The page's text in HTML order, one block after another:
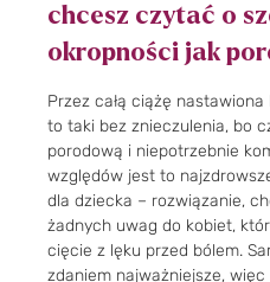
chcesz czytać o
okropności jak
Przez całą ciążę
to taki bez znieczulenia, bo
porodową i niepotrzebnie
względów jest to
dla dziecka – rozwiązanie,
żadnych uwag do kobiet,
cięcie z lęku przed bólem.
zdaniem najważniejsze,